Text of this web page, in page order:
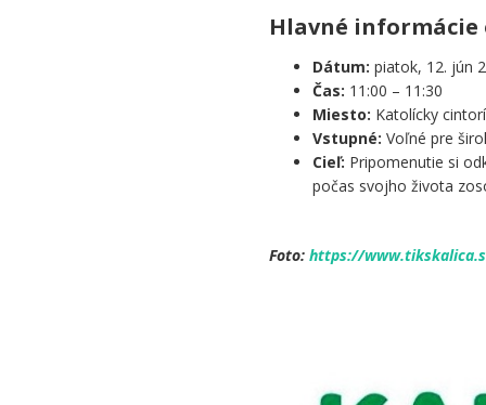
Hlavné
Dátum: piatok, 12. jún
Čas: 11:00 – 11:30
Miesto: Katolícky
Vstupné: Voľné pre
Cieľ: Pripomenutie si
počas svojho života
Foto:https://